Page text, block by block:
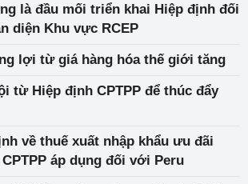
là đầu mối triển khai Hiệp định đối
diện Khu vực RCEP
lợi từ giá hàng hóa thế giới tăng
từ Hiệp định CPTPP để thúc đẩy
về thuế xuất nhập khẩu ưu đãi
áp dụng đối với Peru